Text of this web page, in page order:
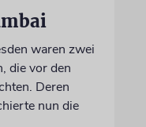
waren zwei
die vor den
Deren
nun die